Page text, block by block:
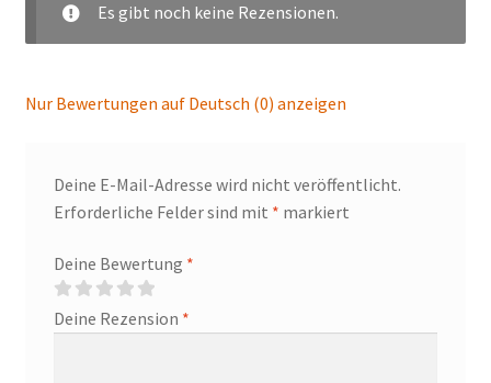
Es gibt noch keine Rezensionen.
Nur Bewertungen auf Deutsch (0) anzeigen
Deine E-Mail-Adresse wird nicht veröffentlicht.
Erforderliche Felder sind mit * markiert
Deine Bewertung *
Deine Rezension *